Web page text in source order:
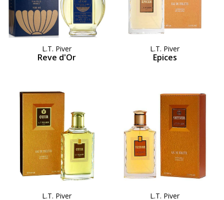
L.T. Piver
Reve d'Or
L.T. Piver
Epices
L.T. Piver L.T. Piver